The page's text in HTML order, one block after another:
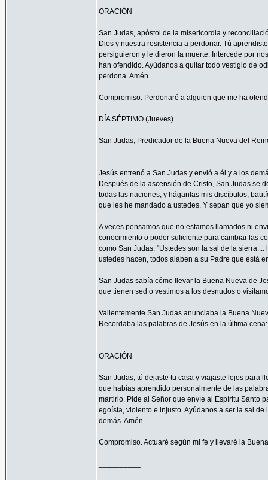
ORACIÓN
San Judas, apóstol de la misericordia y
Dios y nuestra resistencia a perdonar. Tú
persiguieron y le dieron la muerte. Intercede por
han ofendido. Ayúdanos a quitar todo vestigio de
perdona. Amén.
Compromiso. Perdonaré a alguien que me ha
DÍA SÉPTIMO (Jueves)
San Judas, Predicador de la Buena Nueva del
Jesús entrenó a San Judas y envió a él y a los
Después de la ascensión de Cristo, San Judas se
todas las naciones, y háganlas mis discípulos;
que les he mandado a ustedes. Y sepan que yo
A veces pensamos que no estamos llamados ni
conocimiento o poder suficiente para cambiar las
como San Judas, "Ustedes son la sal de la
ustedes hacen, todos alaben a su Padre que está
San Judas sabía cómo llevar la Buena Nueva de
que tienen sed o vestimos a los desnudos o
Valientemente San Judas anunciaba la Buena
Recordaba las palabras de Jesús en la última
ORACIÓN
San Judas, tú dejaste tu casa y viajaste lejos para
que habías aprendido personalmente de las
martirio. Pide al Señor que envíe al Espíritu Santo
egoísta, violento e injusto. Ayúdanos a ser la sal
demás. Amén.
Compromiso. Actuaré según mi fe y llevaré la